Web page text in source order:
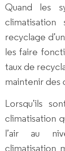
Quand les
recyclage
les faire
taux de
maintenir des
Lorsqu’ils
climatisation
l’air au
climatisation